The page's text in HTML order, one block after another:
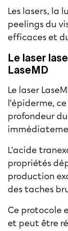
Les lasers, la
peelings du
efficaces et
Le laser
LaseMD
Le laser
l'épiderme,
profondeur
L'acide
propriétés
production
des taches
Ce protocole
et peut être